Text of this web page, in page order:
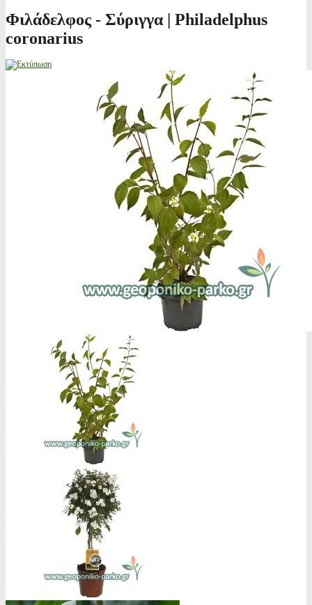
Φιλάδελφος - Σύριγγα | Philadelphus
coronarius